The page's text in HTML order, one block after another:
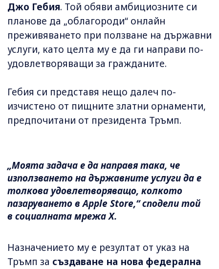
Джо Гебия. Той обяви амбициозните си
планове да „облагороди“ онлайн
преживяването при ползване на държавни
услуги, като целта му е да ги направи по-
удовлетворяващи за гражданите.
Гебия си представя нещо далеч по-
изчистено от пищните златни орнаменти,
предпочитани от президента Тръмп.
„Моята задача е да направя така, че
използването на държавните услуги да е
толкова удовлетворяващо, колкото
пазаруването в Apple Store,“ сподели той
в социалната мрежа X.
Назначението му е резултат от указ на
Тръмп за създаване на нова федерална